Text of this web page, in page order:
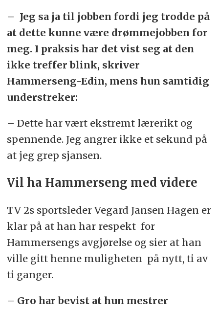
– Jeg sa ja til jobben fordi jeg trodde på
at dette kunne være drømmejobben for
meg. I praksis har det vist seg at den
ikke treffer blink, skriver
Hammerseng-Edin, mens hun samtidig
understreker:
– Dette har vært ekstremt lærerikt og
spennende. Jeg angrer ikke et sekund på
at jeg grep sjansen.
Vil ha Hammerseng med videre
TV 2s sportsleder Vegard Jansen Hagen er
klar på at han har respekt for
Hammersengs avgjørelse og sier at han
ville gitt henne muligheten på nytt, ti av
ti ganger.
– Gro har bevist at hun mestrer